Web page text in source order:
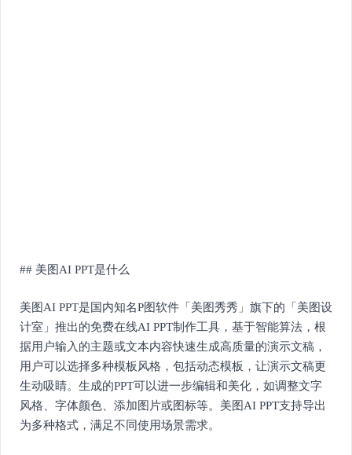
## 美图AI PPT是什么
美图AI PPT是国内知名P图软件「美图秀秀」旗下的「美图设
计室」推出的免费在线AI PPT制作工具，基于智能算法，根
据用户输入的主题或文本内容快速生成高质量的演示文稿，
用户可以选择多种模板风格，包括动态模板，让演示文稿更
生动吸睛。生成的PPT可以进一步编辑和美化，如调整文字
风格、字体颜色、添加图片或图标等。美图AI PPT支持导出
为多种格式，满足不同使用场景需求。